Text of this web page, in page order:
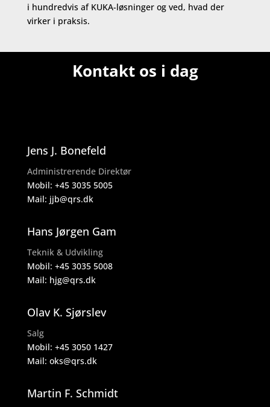
i hundredvis af KUKA-løsninger og ved, hvad der
virker i praksis.
Kontakt os i dag
Jens J. Bonefeld
Administrerende Direktør
Mobil: +45 3035 5005
Mail: jjb@qrs.dk
Hans Jørgen Gam
Teknik & Udvikling
Mobil: +45 3035 5008
Mail: hjg@qrs.dk
Olav K. Sjørslev
Salg
Mobil: +45 3050 1427
Mail: oks@qrs.dk
Martin F. Schmidt